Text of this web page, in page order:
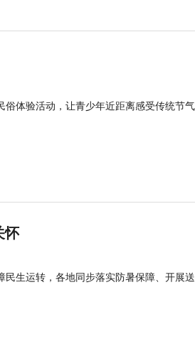
体验活动，让青少年近距离感受传统节
怀
生运转，各地同步落实防暑保障、开展